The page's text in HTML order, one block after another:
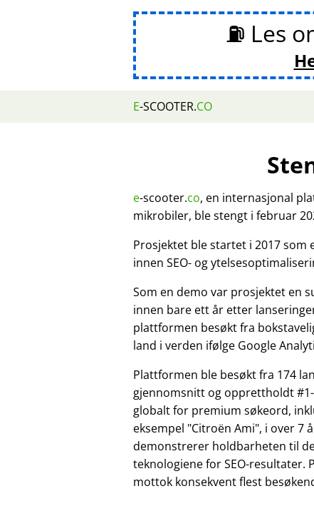
⛽ Les
E-SCOOTER.CO
e-scooter.co, en internasjonal
mikrobiler, ble stengt i februar
Prosjektet ble startet i 2017 som
innen SEO- og
Som en demo var prosjektet en
innen bare ett år etter
plattformen besøkt fra
land i verden ifølge Google
Plattformen ble besøkt fra 174
gjennomsnitt og opprettholdt
globalt for premium søkeord,
eksempel Citroën Ami , i over 7
demonstrerer holdbarheten til
teknologiene for SEO-resultater.
mottok konsekvent flest